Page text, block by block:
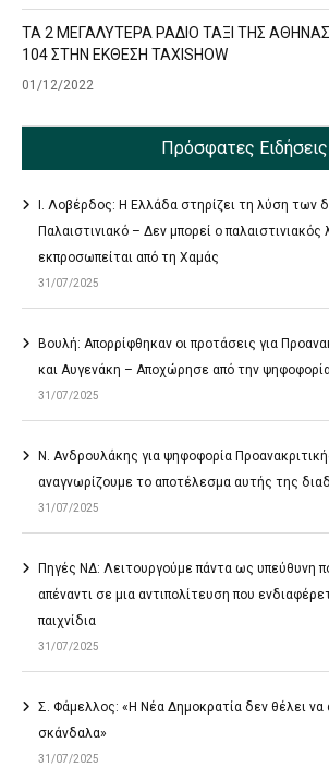
ΤΑ 2 ΜΕΓΑΛΥΤΕΡΑ ΡΑΔΙΟ ΤΑΞΙ ΤΗΣ
104 ΣΤΗΝ ΕΚΘΕΣΗ TAXISHOW
01/12/2022
Πρόσφατες Ειδήσεις
Ι. Λοβέρδος: Η Ελλάδα στηρίζει τη λύση των
Παλαιστινιακό – Δεν μπορεί ο παλαιστινιακός
εκπροσωπείται από τη Χαμάς
31/07/2025
Βουλή: Απορρίφθηκαν οι προτάσεις για
και Αυγενάκη – Αποχώρησε από την
31/07/2025
Ν. Ανδρουλάκης για ψηφοφορία
αναγνωρίζουμε το αποτέλεσμα αυτής της
31/07/2025
Πηγές ΝΔ: Λειτουργούμε πάντα ως υπεύθυνη
απέναντι σε μια αντιπολίτευση που
παιχνίδια
31/07/2025
Σ. Φάμελλος: «Η Νέα Δημοκρατία δεν θέλει
σκάνδαλα»
31/07/2025